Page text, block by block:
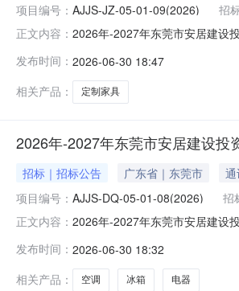
项目编号： AJJS-JZ-05-01-09(2026) 招
正文内容： 2026年-2027年东莞市安居建设
有限公司项目/门店定制家具项
发布时间： 2026-06-30 18:47
相关产品：
定制家具
2026年-2027年东莞市安居建设投
招标｜招标公告 广东省｜东莞市
项目编号： AJJS-DQ-05-01-08(2026) 招
正文内容： 2026年-2027年东莞市安居建设
DQ-05-01-08(2026)）进行国内
发布时间： 2026-06-30 18:32
相关产品：
空调 冰箱 电器